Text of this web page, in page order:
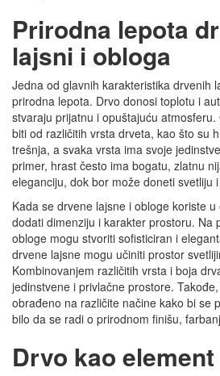
Prirodna lepota
lajsni i obloga
Jedna od glavnih karakteristika drvenih
prirodna lepota. Drvo donosi toplotu i
stvaraju prijatnu i opuštajuću
biti od različitih vrsta drveta, kao što su
trešnja, a svaka vrsta ima svoje
primer, hrast često ima bogatu, zlatnu
eleganciju, dok bor može doneti svetliju
Kada se drvene lajsne i obloge koriste
dodati dimenziju i karakter prostoru. Na
obloge mogu stvoriti sofisticiran i
drvene lajsne mogu učiniti prostor
Kombinovanjem različitih vrsta i boja
jedinstvene i privlačne prostore.
obrađeno na različite načine kako bi se
bilo da se radi o prirodnom finišu,
Drvo kao